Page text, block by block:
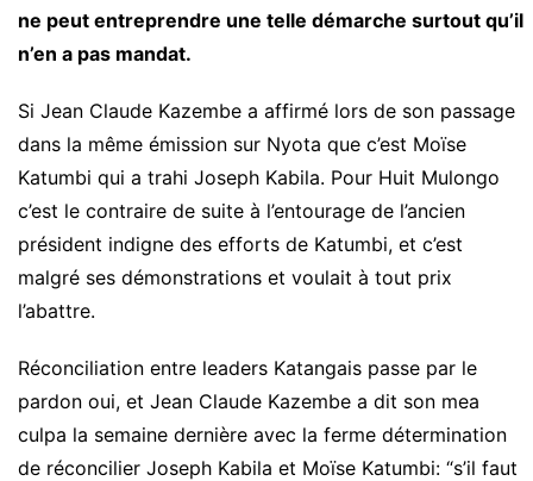
ne peut entreprendre une telle démarche surtout qu’il
n’en a pas mandat.
Si Jean Claude Kazembe a affirmé lors de son passage
dans la même émission sur Nyota que c’est Moïse
Katumbi qui a trahi Joseph Kabila. Pour Huit Mulongo
c’est le contraire de suite à l’entourage de l’ancien
président indigne des efforts de Katumbi, et c’est
malgré ses démonstrations et voulait à tout prix
l’abattre.
Réconciliation entre leaders Katangais passe par le
pardon oui, et Jean Claude Kazembe a dit son mea
culpa la semaine dernière avec la ferme détermination
de réconcilier Joseph Kabila et Moïse Katumbi: “s’il faut